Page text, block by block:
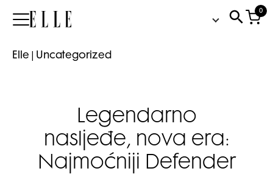
Elle
0
Elle Uncategorized
Legendarno
nasljeđe, nova era:
Najmoćniji Defender